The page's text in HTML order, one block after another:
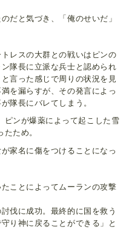
だと気づき、「俺のせいだ」
レスの大群との戦いはピンの
隊長に立派な兵士と認められ
言った感じで周りの状況を見
を漏らすが、その発言によっ
隊長にバレてしまう。
ピンが爆薬によって起こした雪
ため。
家名に傷をつけることになっ
ことによってムーランの攻撃
伐に成功。最終的に国を救う
り神に戻ることができる」と